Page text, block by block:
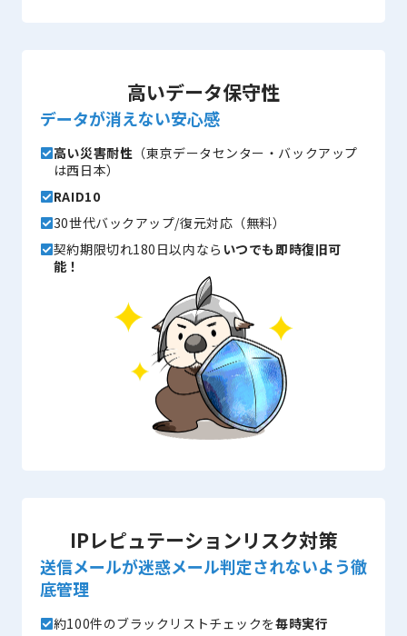
高いデータ保守性
データが消えない安心感
高い災害耐性 （東京データセンター・バックアップ
は西日本）
RAID10
30世代バックアップ/復元対応（無料）
契約期限切れ180日以内なら いつでも即時復旧可
能！
IPレピュテーションリスク対策
送信メールが迷惑メール判定されないよう徹
底管理
約100件のブラックリストチェックを毎時実行